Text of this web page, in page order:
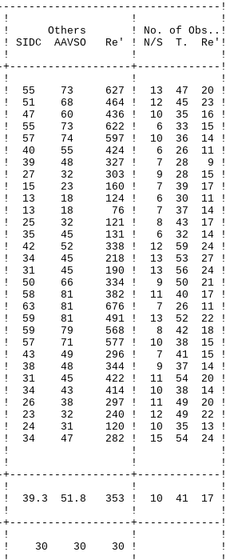
!
! !
! Others ! No. of Obs..!
Re' ! N/S T. Re'!
! !
+-------------!
! !
73 627 ! 13 47 20 !
68 464 ! 12 45 23 !
60 436 ! 10 35 16 !
55 73 622 ! 6 33 15 !
74 597 ! 10 36 14 !
55 424 ! 6 26 11 !
39 48 327 ! 7 28 9 !
32 303 ! 9 28 15 !
23 160 ! 7 39 17 !
13 18 124 ! 6 30 11 !
13 18 76 ! 7 37 14 !
25 32 121 ! 8 43 17 !
35 45 131 ! 6 32 14 !
52 338 ! 12 59 24 !
45 218 ! 13 53 27 !
45 190 ! 13 56 24 !
50 66 334 ! 9 50 21 !
81 382 ! 11 40 17 !
63 81 676 ! 7 26 11 !
81 491 ! 13 52 22 !
59 79 568 ! 8 42 18 !
71 577 ! 10 38 15 !
43 49 296 ! 7 41 15 !
38 48 344 ! 9 37 14 !
45 422 ! 11 54 20 !
43 414 ! 10 38 14 !
38 297 ! 11 49 20 !
32 240 ! 12 49 22 !
31 120 ! 10 35 13 !
47 282 ! 15 54 24 !
! !
! !
+-------------!
! !
39.3 51.8 353 ! 10 41 17 !
! !
+-------------!
! !
30 ! 30 30 30 ! !